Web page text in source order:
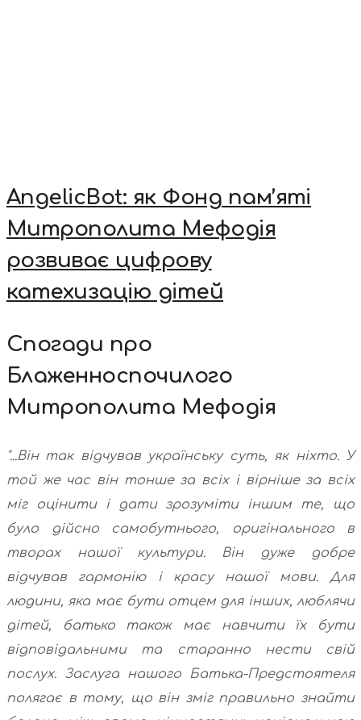
AngelicBot: як Фонд пам’яті
Митрополита Мефодія
розвиває цифрову
катехизацію дітей
Спогади про
Блаженноспочилого
Митрополита Мефодія
"...Він так відчував українську суть, як ніхто. У
той же час він тонше за всіх і вірніше за всіх
міг оцінити і дати зрозуміти іншим те, що
було дійсно самобутнього, оригінального в
творах нашої культури. Він дуже добре
відчував гармонію і красу нашої мови. Для
людини, яка має бути отцем для інших, люблячи
дітей, батько також має навчити їх бути
відповідальними та старанно нести свій
послух. Заслуга нашого Батька-Предстоятеля
полягає в тому, що він зміг правильно знайти